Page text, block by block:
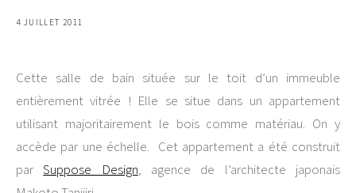
4 JUILLET 2011
Cette salle de bain située sur le toit d’un immeuble
entièrement vitrée ! Elle se situe dans un appartement
utilisant majoritairement le bois comme matériau. On y
accède par une échelle. Cet appartement a été construit
parSuppose Design, agence de l’architecte japonais